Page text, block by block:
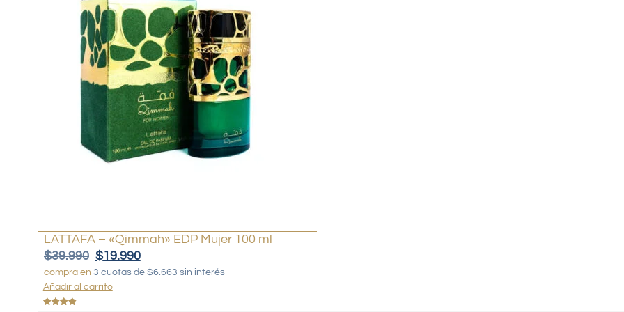
LATTAFA – «Qimmah» EDP Mujer 100 ml
$39.990 $19.990
compra en 3 cuotas de $6.663 sin interés
Añadir al carrito